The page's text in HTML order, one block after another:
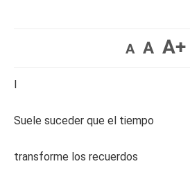
A A A+
I
Suele suceder que el tiempo
transforme los recuerdos